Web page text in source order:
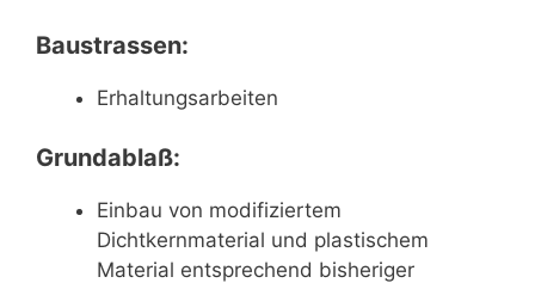
Baustrassen:
Erhaltungsarbeiten
Grundablaß:
Einbau von modifiziertem
Dichtkernmaterial und plastischem
Material entsprechend bisheriger